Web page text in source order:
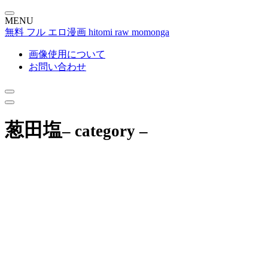
MENU
無料 フル エロ漫画 hitomi raw momonga
画像使用について
お問い合わせ
葱田塩– category –